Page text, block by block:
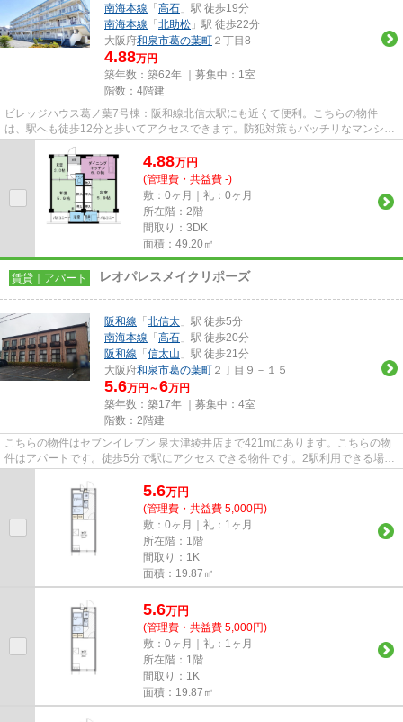
南海本線 「 高石 」駅 徒歩19分
南海本線 「 北助松 」駅 徒歩22分
大阪府和泉市葛の葉町 ２丁目8
4.88万円
築年数：築62年 ｜募集中： 1室
階数：4階建
ビレッジハウス葛ノ葉7号棟：阪和線北信太駅にも近くて便利。こちらの物件
は、駅へも徒歩12分と歩いてアクセスできます。防犯対策もバッチリなマンショ
ンタイプの物件です。お客様のご...
4.88万円
(管理費・共益費 -)
敷：0ヶ月｜礼：0ヶ月
所在階：2階
間取り：3DK
面積：49.20㎡
賃貸｜アパート レオパレスメイクリポーズ
阪和線 「 北信太 」駅 徒歩5分
南海本線 「 高石 」駅 徒歩20分
阪和線 「 信太山 」駅 徒歩21分
大阪府和泉市葛の葉町 ２丁目９－１５
5.6万円～6万円
築年数：築17年 ｜募集中： 4室
階数：2階建
こちらの物件はセブンイレブン 泉大津綾井店まで421mにあります。こちらの物
件はアパートです。徒歩5分で駅にアクセスできる物件です。2駅利用できる場所
5.6万円
(管理費・共益費 5,000円)
敷：0ヶ月｜礼：1ヶ月
所在階：1階
間取り：1K
面積：19.87㎡
5.6万円
(管理費・共益費 5,000円)
敷：0ヶ月｜礼：1ヶ月
所在階：1階
間取り：1K
面積：19.87㎡